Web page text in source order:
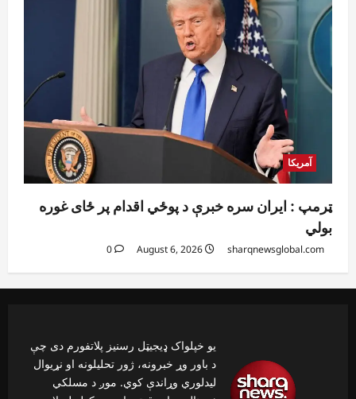
آمریکا
ټرمپ : ایران سره خبرې د پوځي اقدام پر ځای غوره
بولي
sharqnewsglobal.com
0
یو خپلواک ډیجیټل رسنیز پلاتفورم دی چې
د باور وړ خبرونه، ژور تحلیلونه او نړیوال
لیدلوري وړاندې کوي. موږ د مسلکي